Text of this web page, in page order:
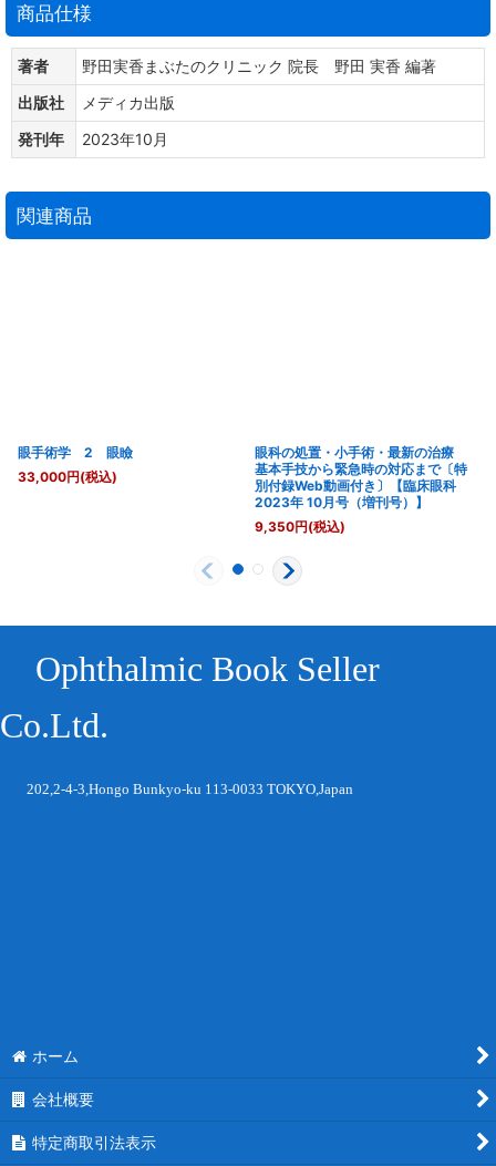
商品仕様
著者
野田実香まぶたのクリニック 院長 野田 実香 編著
出版社
メディカ出版
発刊年
2023年10月
関連商品
眼手術学 2 眼瞼
33,000円(税込)
眼科の処置・小手術・最新の治療
基本手技から緊急時の対応まで〔特
別付録Web動画付き〕【臨床眼科
2023年 10月号（増刊号）】
9,350円(税込)
Ophthalmic Book Seller
Co.Ltd.
202,2-4-3,Hongo Bunkyo-ku 113-0033 TOKYO,Japan
ホーム
会社概要
特定商取引法表示